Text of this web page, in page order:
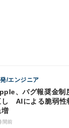
/エンジニア
、バグ報奨金制
し AIによる脆弱性
間前